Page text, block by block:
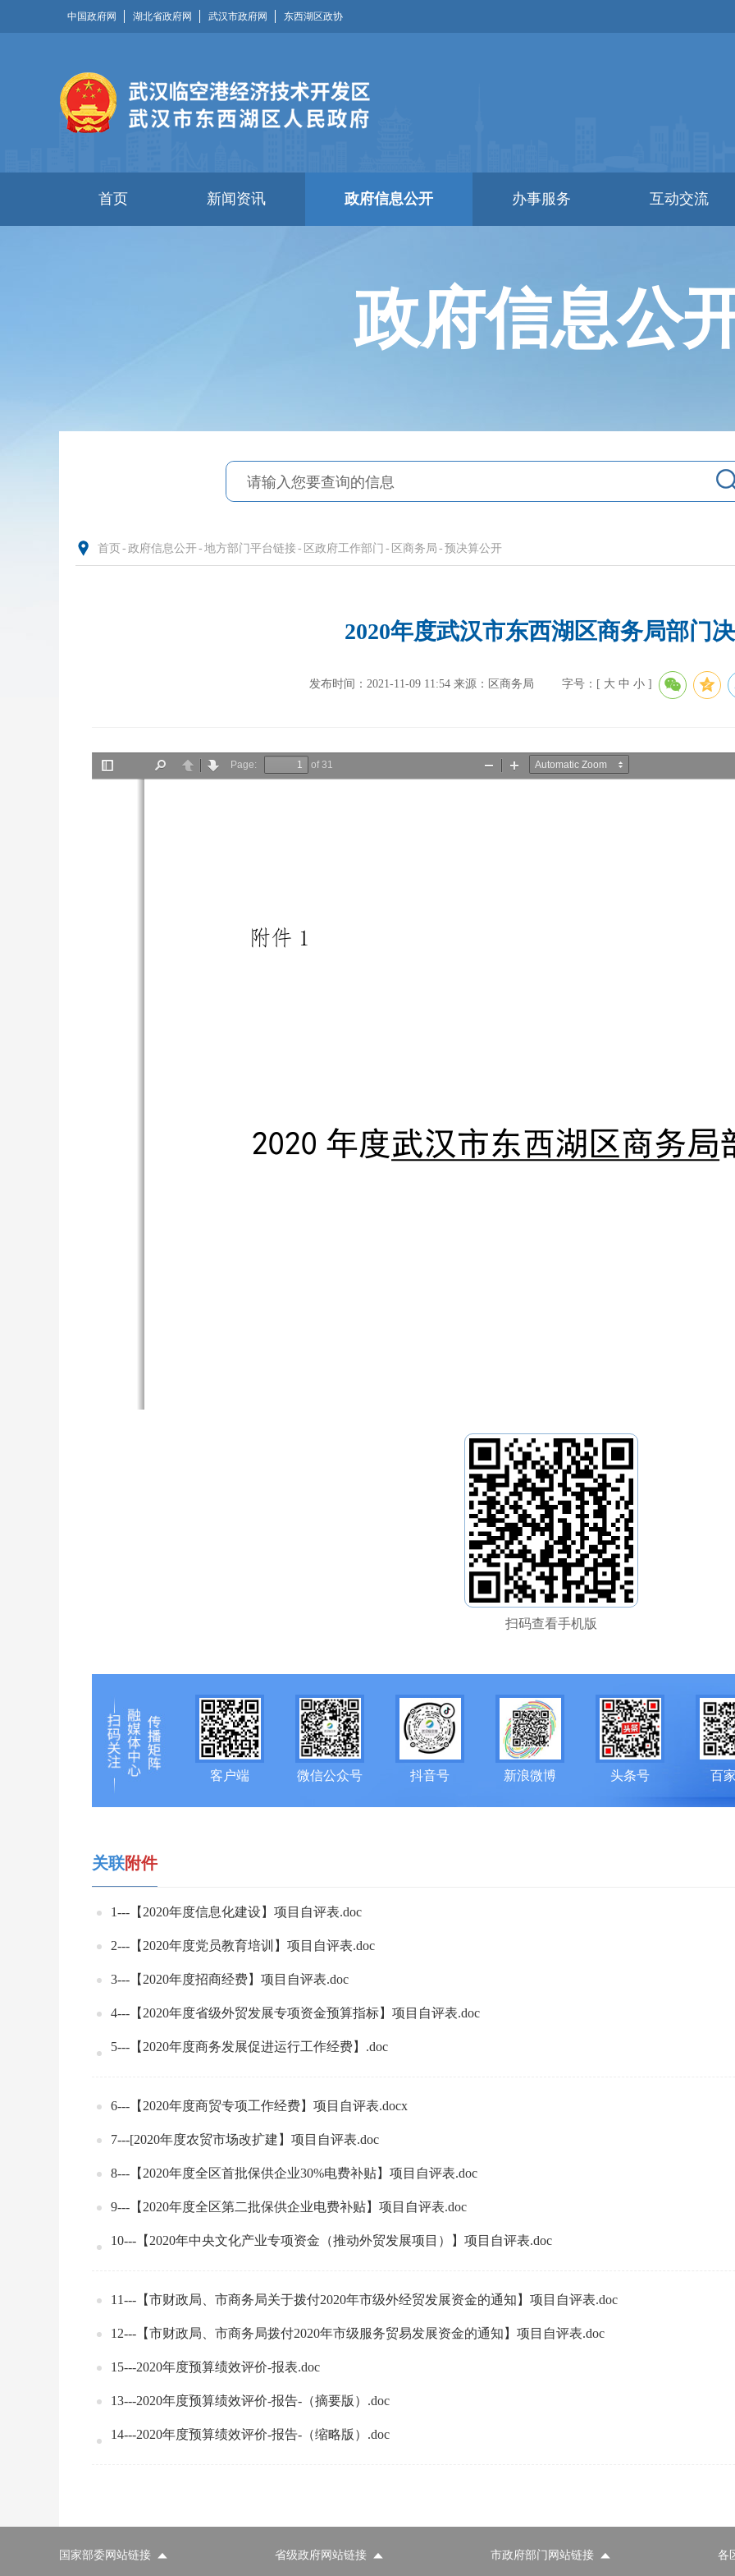
中国政府网 湖北省政府网 武汉市政府网 东西湖区政协
首页 新闻资讯 政府信息公开 办事服务 互动交流
政府信息公
首页 - 政府信息公开- 地方部门平台链接- 区政府工作部门 - 区商务局 - 预决算公开
2020年度武汉市东西湖区商务局部门
发布时间：2021-11-09 11:54 来源：区商务局 字号：[ 大 中 小 ]
扫码查看手机版
客户端 微信公众号 抖音号 新浪微博 头条号 百
关联附件
1---【2020年度信息化建设】项目自评表.doc
2---【2020年度党员教育培训】项目自评表.doc
3---【2020年度招商经费】项目自评表.doc
4---【2020年度省级外贸发展专项资金预算指标】项目自评表.doc
5---【2020年度商务发展促进运行工作经费】.doc
6---【2020年度商贸专项工作经费】项目自评表.docx
7---[2020年度农贸市场改扩建】项目自评表.doc
8---【2020年度全区首批保供企业30%电费补贴】项目自评表.doc
9---【2020年度全区第二批保供企业电费补贴】项目自评表.doc
10---【2020年中央文化产业专项资金（推动外贸发展项目）】项目自评表.doc
11---【市财政局、市商务局关于拨付2020年市级外经贸发展资金的通知】项目自评表.doc
12---【市财政局、市商务局拨付2020年市级服务贸易发展资金的通知】项目自评表.doc
15---2020年度预算绩效评价-报表.doc
13---2020年度预算绩效评价-报告-（摘要版）.doc
14---2020年度预算绩效评价-报告-（缩略版）.doc
国家部委网站链接 省级政府网站链接 市政府部门网站链接 各
国家部委网站 省级政府网站 市政府部门网站 各区政府部门网站 推荐访问网站